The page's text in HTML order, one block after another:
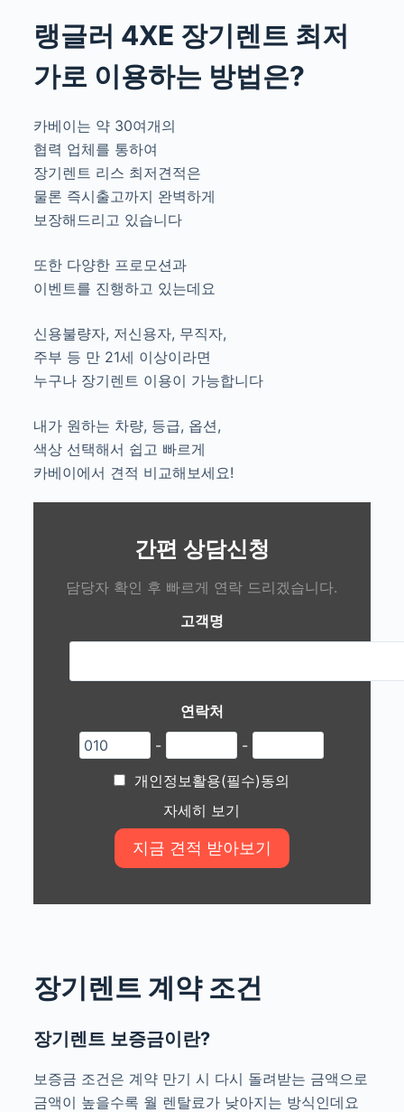
랭글러 4XE 장기렌트 최저
가로 이용하는 방법은?
카베이는 약 30여개의
협력 업체를 통하여
장기렌트 리스 최저견적은
물론 즉시출고까지 완벽하게
보장해드리고 있습니다
또한 다양한 프로모션과
이벤트를 진행하고 있는데요
신용불량자, 저신용자, 무직자,
주부 등 만 21세 이상이라면
누구나 장기렌트 이용이 가능합니다
내가 원하는 차량, 등급, 옵션,
색상 선택해서 쉽고 빠르게
카베이에서 견적 비교해보세요!
간편 상담신청
담당자 확인 후 빠르게 연락 드리겠습니다.
고객명
연락처
-
-
개인정보활용(필수)동의
자세히 보기
장기렌트 계약 조건
장기렌트 보증금이란?
보증금 조건은 계약 만기 시 다시 돌려받는 금액으로
금액이 높을수록 월 렌탈료가 낮아지는 방식인데요